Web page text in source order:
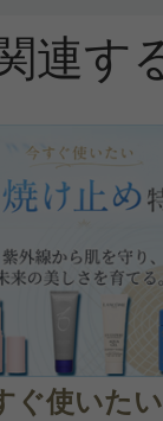
乾いたら
ね
役
年03月
ット 様／
連す
ぐ使いた